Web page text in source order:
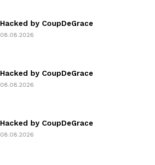
Hacked by CoupDeGrace
08.08.2026
Hacked by CoupDeGrace
08.08.2026
Hacked by CoupDeGrace
08.08.2026